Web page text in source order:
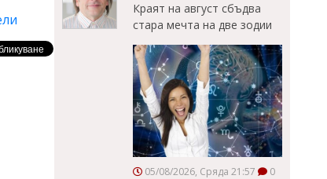
Краят на август сбъдва
стара мечта на две зодии
05/08/2026, Сряда 21:57 0